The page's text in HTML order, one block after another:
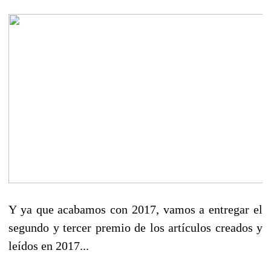
Y ya que acabamos con 2017, vamos a entregar el
segundo y tercer premio de los artículos creados y
leídos en 2017...